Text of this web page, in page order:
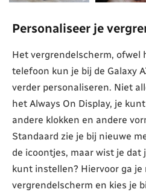
Personaliseer je
Het vergrendelscherm, ofwel
telefoon kun je bij de Galaxy
verder personaliseren. Niet
het Always On Display, je
andere klokken en andere
Standaard zie je bij nieuwe
de icoontjes, maar wist je dat
kunt instellen? Hiervoor ga
vergrendelscherm en kies je